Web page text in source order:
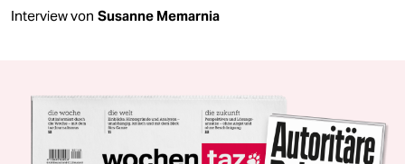
Interview von Susanne Memarnia